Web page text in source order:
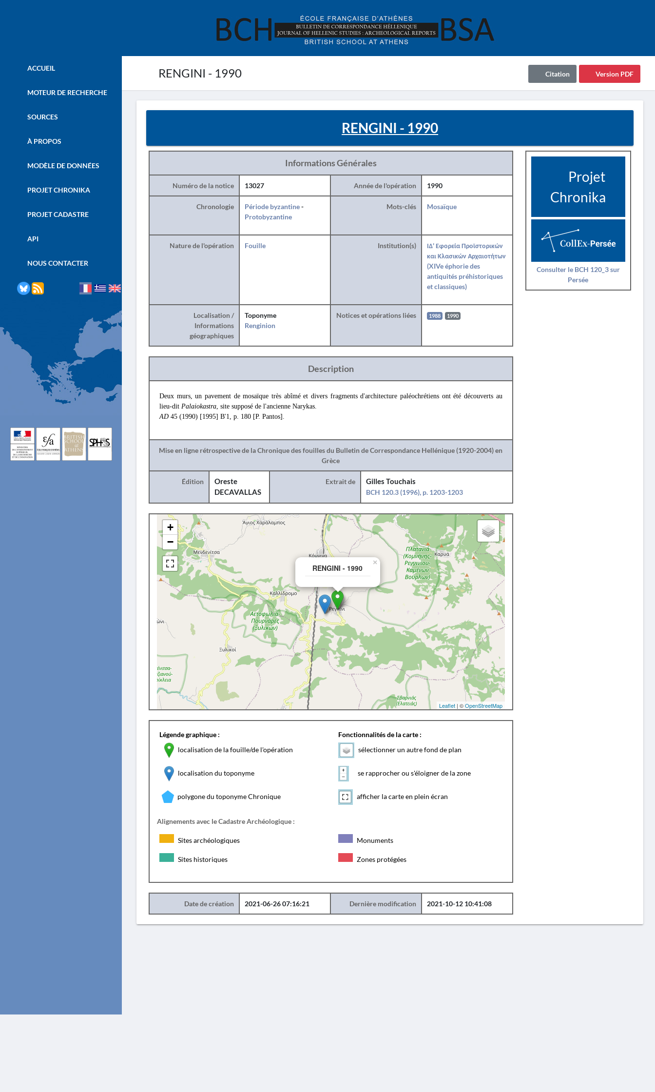
RENGINI - 1990 Version PDF
Citation
ACCUEIL
MOTEUR DE RECHERCHE
SOURCES
À PROPOS
MODÈLE DE DONNÉES
PROJET CHRONIKA
PROJET CADASTRE
API
NOUS CONTACTER
RENGINI - 1990
Informations Générales
Numéro de la notice 13027 Année de l'opération 1990
Chronologie Période byzantine-
Protobyzantine
Mots-clés Mosaïque
Nature de l'opération Fouille Institution(s)
ΙΔ' Εφορεία Προϊστορικών
και Κλασικών Αρχαιοτήτων
(XIVe éphorie des
antiquités préhistoriques
et classiques)
Localisation /
Informations
géographiques
Toponyme
Renginion
Notices et opérations liées 1988 1990
Description
Deux murs, un pavement de mosaïque très abîmé et divers fragments d'architecture paléochrétiens ont été découverts au
lieu-dit Palaiokastra, site supposé de l'ancienne Narykas.
AD 45 (1990) [1995] Β'1, p. 180 [P. Pantos].
Mise en ligne rétrospective de la Chronique des fouilles du Bulletin de Correspondance Hellénique (1920-2004) en
Grèce
Édition
Oreste
DECAVALLAS
Extrait de
Gilles Touchais
BCH 120.3 (1996), p. 1203-1203
RENGINI - 1990
×
+
−
Leaflet| ©OpenStreetMap
Légende graphique :
localisation de la fouille/de l'opération
localisation du toponyme
polygone du toponyme Chronique
Fonctionnalités de la carte :
sélectionner un autre fond de plan
se rapprocher ou s'éloigner de la zone
afficher la carte en plein écran
Alignements avec le Cadastre Archéologique :
Sites archéologiques Monuments
Sites historiques Zones protégées
Date de création 2021-06-26 07:16:21 Dernière modification 2021-10-12 10:41:08
Projet
Chronika
Consulter le BCH 120_3 sur
Persée